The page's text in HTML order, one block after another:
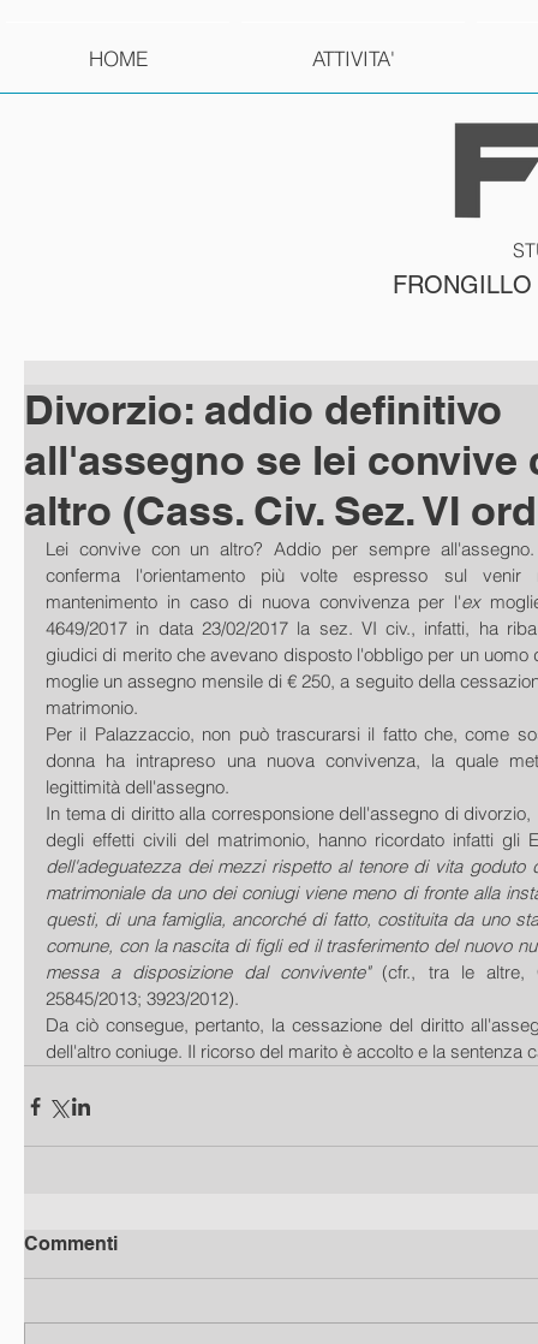
HOME ATTIVITA'
Divorzio: addio definitivo
all'assegno se lei convive
altro (Cass. Civ. Sez. VI
Lei convive con un altro? Addio per sempre
conferma l'orientamento più volte espresso sul
mantenimento in caso di nuova convivenza per l'ex
4649/2017 in data 23/02/2017 la sez. VI civ., infatti, ha
giudici di merito che avevano disposto l'obbligo per un uomo
moglie un assegno mensile di € 250, a seguito della
matrimonio.
Per il Palazzaccio, non può trascurarsi il fatto che, come
donna ha intrapreso una nuova convivenza, la quale
legittimità dell'assegno.
In tema di diritto alla corresponsione dell'assegno di
degli effetti civili del matrimonio, hanno ricordato infatti gli
dell'adeguatezza dei mezzi rispetto al tenore di vita goduto
matrimoniale da uno dei coniugi viene meno di fronte alla
questi, di una famiglia, ancorché di fatto, costituita da uno
comune, con la nascita di figli ed il trasferimento del nuovo
messa a disposizione dal convivente" (cfr., tra le altre,
25845/2013; 3923/2012).
Da ciò consegue, pertanto, la cessazione del diritto
dell'altro coniuge. Il ricorso del marito è accolto e la sentenza
Commenti